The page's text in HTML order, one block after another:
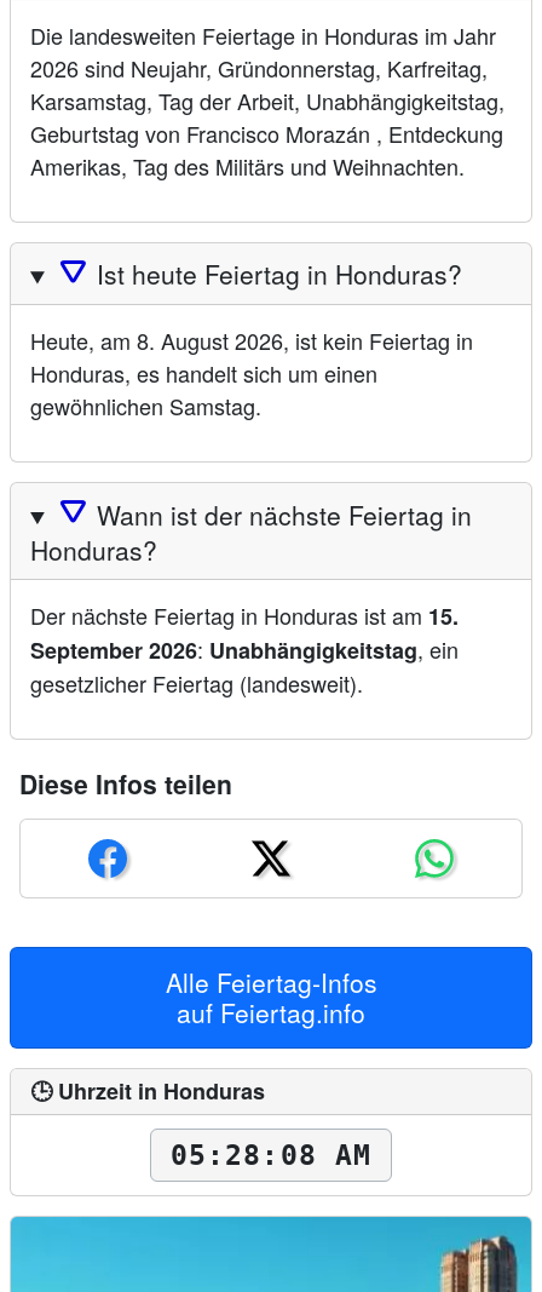
Die landesweiten Feiertage in Honduras im Jahr
2026 sind Neujahr, Gründonnerstag, Karfreitag,
Karsamstag, Tag der Arbeit, Unabhängigkeitstag,
Geburtstag von Francisco Morazán , Entdeckung
Amerikas, Tag des Militärs und Weihnachten.
🛆 Ist heute Feiertag in Honduras?
Heute, am 8. August 2026, ist kein Feiertag in
Honduras, es handelt sich um einen
gewöhnlichen Samstag.
🛆 Wann ist der nächste Feiertag in
Honduras?
Der nächste Feiertag in Honduras ist am 15.
September 2026: Unabhängigkeitstag, ein
gesetzlicher Feiertag (landesweit).
Diese Infos teilen
Alle Feiertag-Infos
auf Feiertag.info
🕒 Uhrzeit in Honduras
05:28:09 AM